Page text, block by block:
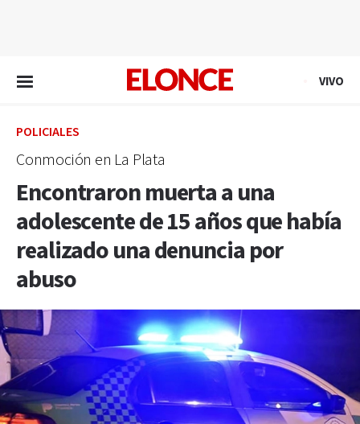
VIVO
POLICIALES
Conmoción en La Plata
Encontraron muerta a una
adolescente de 15 años que había
realizado una denuncia por
abuso